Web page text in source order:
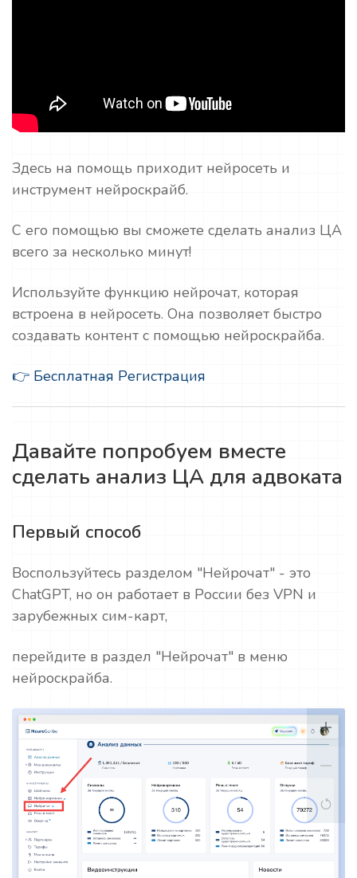
Здесь на помощь приходит нейросеть и
инструмент нейроскрайб.
С его помощью вы сможете сделать анализ ЦА
всего за несколько минут!
Используйте функцию нейрочат, которая
встроена в нейросеть. Она позволяет быстро
создавать контент с помощью нейроскрайба.
👉 Бесплатная Регистрация
Давайте попробуем вместе
сделать анализ ЦА для адвоката
Первый способ
Воспользуйтесь разделом "Нейрочат" - это
ChatGPT, но он работает в России без VPN и
зарубежных сим-карт,
перейдите в раздел "Нейрочат" в меню
нейроскрайба.